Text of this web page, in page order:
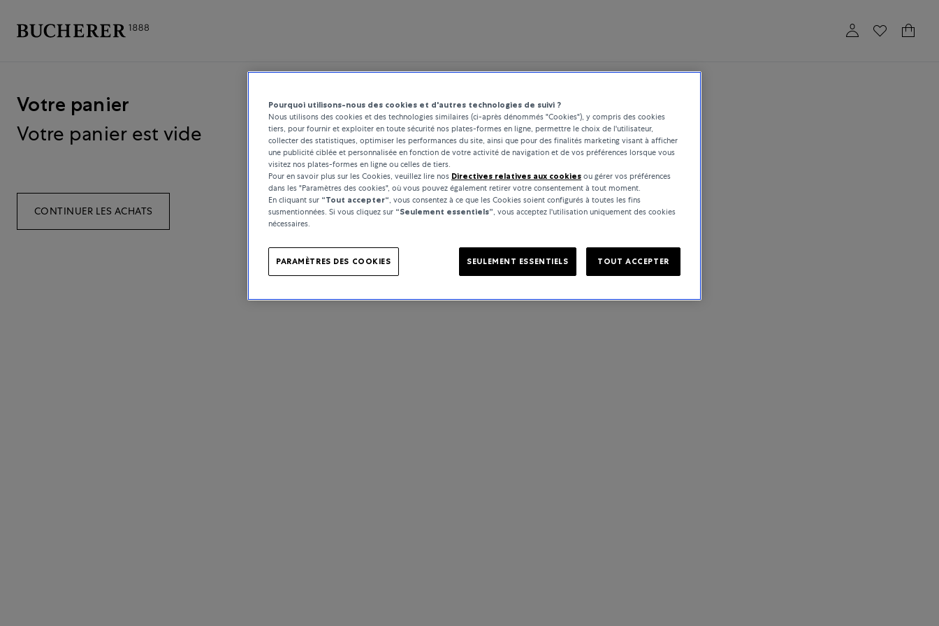
S'identifier
Votre panier
Votre panier est vide
CONTINUER LES ACHATS
Pourquoi utilisons-nous des cookies et d'autres technologies de suivi ?
Nous utilisons des cookies et des technologies similaires (ci-après dénommés "Cookies"), y compris des cookies
tiers, pour fournir et exploiter en toute sécurité nos plates-formes en ligne, permettre le choix de l'utilisateur,
collecter des statistiques, optimiser les performances du site, ainsi que pour des finalités marketing visant à afficher
une publicité ciblée et personnalisée en fonction de votre activité de navigation et de vos préférences lorsque vous
visitez nos plates-formes en ligne ou celles de tiers.
Pour en savoir plus sur les Cookies, veuillez lire nos Directives relatives aux cookies ou gérer vos préférences
dans les "Paramètres des cookies", où vous pouvez également retirer votre consentement à tout moment.
En cliquant sur “Tout accepter“, vous consentez à ce que les Cookies soient configurés à toutes les fins
susmentionnées. Si vous cliquez sur “Seulement essentiels”, vous acceptez l'utilisation uniquement des cookies
nécessaires.
PARAMÈTRES DES COOKIES SEULEMENT ESSENTIELS TOUT ACCEPTER